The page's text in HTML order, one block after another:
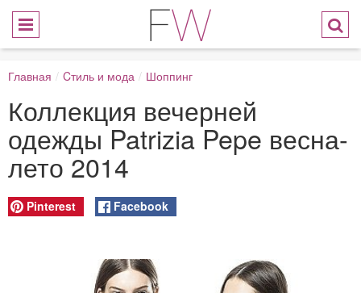
Главная / Cтиль и мода / Шоппинг
Коллекция вечерней
одежды Patrizia Pepe весна-
лето 2014
Pinterest Facebook